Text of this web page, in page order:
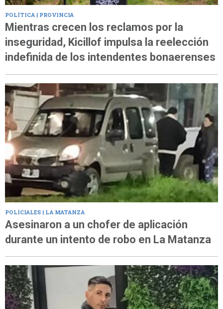
POLÍTICA | PROVINCIA
Mientras crecen los reclamos por la
inseguridad, Kicillof impulsa la reelección
indefinida de los intendentes bonaerenses
POLICIALES | LA MATANZA
Asesinaron a un chofer de aplicación
durante un intento de robo en La Matanza